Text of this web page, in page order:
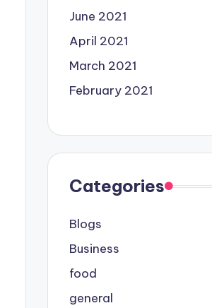
June 2021
April 2021
March 2021
February 2021
Categories
Blogs
Business
food
general